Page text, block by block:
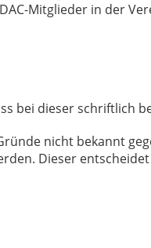
Mitglieder in der
bei dieser schriftlich
nicht bekannt
Dieser